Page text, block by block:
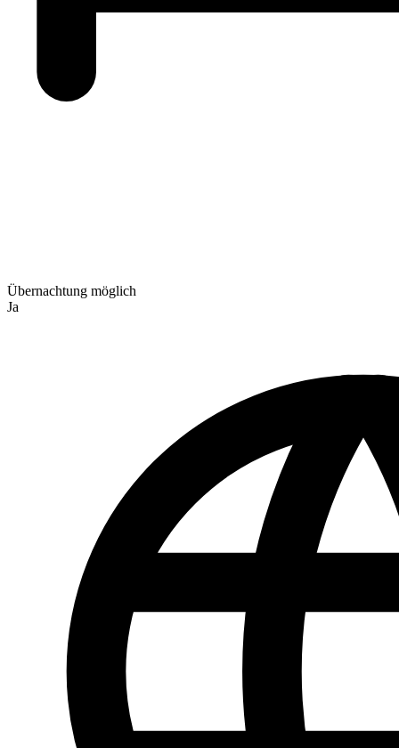
Übernachtung möglich
Ja